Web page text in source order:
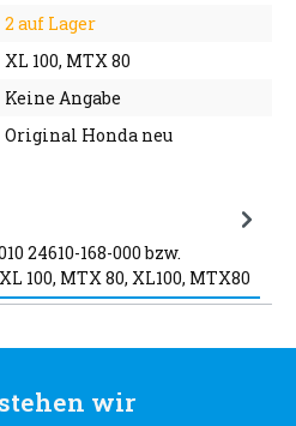
2 auf Lager
XL 100, MTX 80
Keine Angabe
Original Honda neu
24610-168-000 bzw.
100, MTX 80, XL100, MTX80
wir